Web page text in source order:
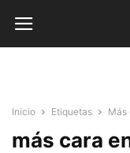
Inicio Etiquetas Más
más cara